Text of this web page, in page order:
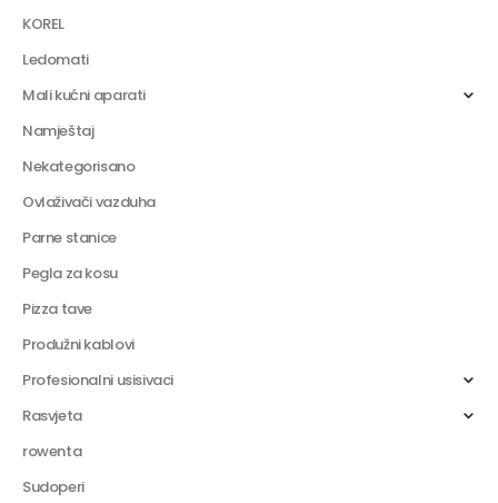
KOREL
Ledomati
Mali kućni aparati
Namještaj
Nekategorisano
Ovlaživači vazduha
Parne stanice
Pegla za kosu
Pizza tave
Produžni kablovi
Profesionalni usisivaci
Rasvjeta
rowenta
Sudoperi